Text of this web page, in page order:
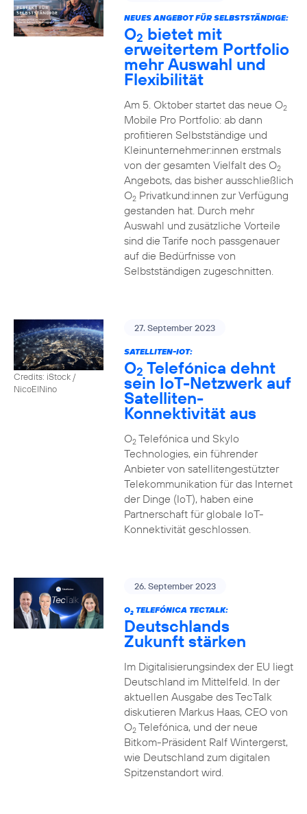
NEUES ANGEBOT FÜR SELBSTSTÄNDIGE:
O2 bietet mit
erweitertem Portfolio
mehr Auswahl und
Flexibilität
Am 5. Oktober startet das neue O2
Mobile Pro Portfolio: ab dann
profitieren Selbstständige und
Kleinunternehmer:innen erstmals
von der gesamten Vielfalt des O2
Angebots, das bisher ausschließlich
O2Privatkund:innen zur Verfügung
gestanden hat. Durch mehr
Auswahl und zusätzliche Vorteile
sind die Tarife noch passgenauer
auf die Bedürfnisse von
Selbstständigen zugeschnitten.
Credits: iStock /
NicoElNino
27. September 2023
SATELLITEN-IOT:
O2 Telefónica dehnt
sein IoT-Netzwerk auf
Satelliten-
Konnektivität aus
O2Telefónica und Skylo
Technologies, ein führender
Anbieter von satellitengestützter
Telekommunikation für das Internet
der Dinge (IoT), haben eine
Partnerschaft für globale IoT-
Konnektivität geschlossen.
26. September 2023
O2TELEFÓNICA TECTALK:
Deutschlands
Zukunft stärken
Im Digitalisierungsindex der EU liegt
Deutschland im Mittelfeld. In der
aktuellen Ausgabe des TecTalk
diskutieren Markus Haas, CEO von
O2Telefónica, und der neue
Bitkom-Präsident Ralf Wintergerst,
wie Deutschland zum digitalen
Spitzenstandort wird.